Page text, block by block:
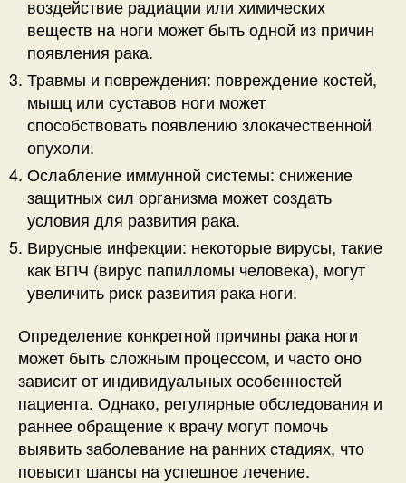
воздействие радиации или химических
веществ на ноги может быть одной из причин
появления рака.
Травмы и повреждения: повреждение костей,
мышц или суставов ноги может
способствовать появлению злокачественной
опухоли.
Ослабление иммунной системы: снижение
защитных сил организма может создать
условия для развития рака.
Вирусные инфекции: некоторые вирусы, такие
как ВПЧ (вирус папилломы человека), могут
увеличить риск развития рака ноги.
Определение конкретной причины рака ноги
может быть сложным процессом, и часто оно
зависит от индивидуальных особенностей
пациента. Однако, регулярные обследования и
раннее обращение к врачу могут помочь
выявить заболевание на ранних стадиях, что
повысит шансы на успешное лечение.